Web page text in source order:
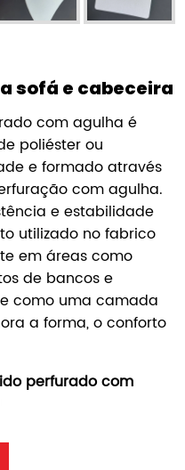
sofá e cabeceira
com agulha é
poliéster ou
e formado através
com agulha.
e estabilidade
utilizado no fabrico
em áreas como
de bancos e
como uma camada
a forma, o conforto
perfurado com